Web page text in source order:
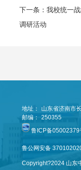
下一条：我校统一
调研活动
地址：
山东省济南市
邮编：
250355
鲁ICP备05002379
鲁公网安备
Copyright?2024 山东